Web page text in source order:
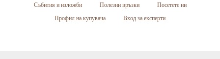
Събития и изложби
Полезни връзки
Посетете ни
Профил на купувача
Вход за експерти